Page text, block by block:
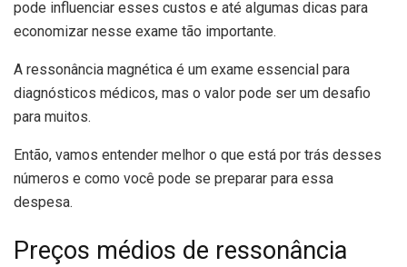
pode influenciar esses custos e até algumas dicas para
economizar nesse exame tão importante.
A ressonância magnética é um exame essencial para
diagnósticos médicos, mas o valor pode ser um desafio
para muitos.
Então, vamos entender melhor o que está por trás desses
números e como você pode se preparar para essa
despesa.
Preços médios de ressonância